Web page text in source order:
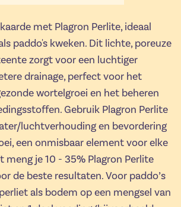
met Plagron Perlite, ideaal
paddo's kweken. Dit lichte, poreuze
zorgt voor een luchtiger
drainage, perfect voor het
wortelgroei en het beheren
Gebruik Plagron Perlite
luchtverhouding en bevordering
een onmisbaar element voor elke
meng je 10 - 35% Plagron Perlite
de beste resultaten. Voor paddo’s
als bodem op een mengsel van